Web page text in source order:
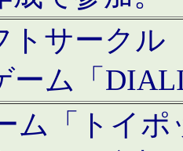
トサークル
ーム「
ム「トイ